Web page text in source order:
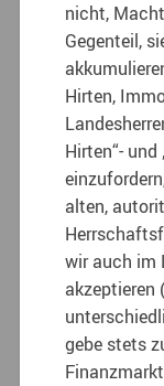
nicht,
Gegenteil,
Hirten,
Hirten“- und
alten,
wir auch im
akzeptieren
gebe stets